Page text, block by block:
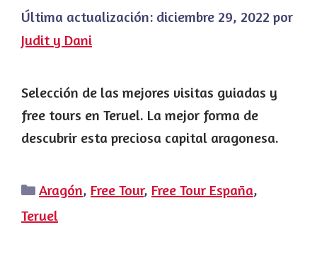
Última actualización: diciembre 29, 2022 por
Judit y Dani
Selección de las mejores visitas guiadas y
free tours en Teruel. La mejor forma de
descubrir esta preciosa capital aragonesa.
Categorías
Aragón, Free Tour, Free Tour España,
Teruel